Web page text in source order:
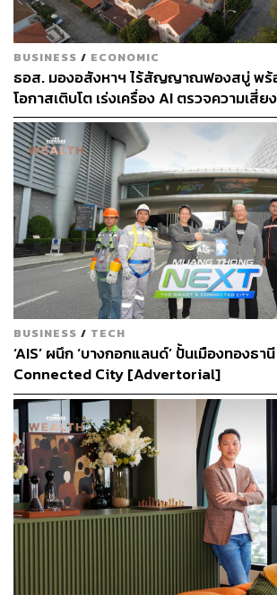
BUSINESS / ECONOMIC
ธอส. มองอสังหาฯ ไร้สัญญาณฟองสบู่ พร้
โอกาสเติบโต เร่งเครื่อง AI ตรวจความเสี่
ปีหลัง ยกระดับจับธุรกรรมต้องสงสัย-ปล่อ
บุคคล
BUSINESS / TECH
‘AIS’ ผนึก ‘บางกอกแลนด์’ ปั้นเมืองทองธ
Connected City [Advertorial]